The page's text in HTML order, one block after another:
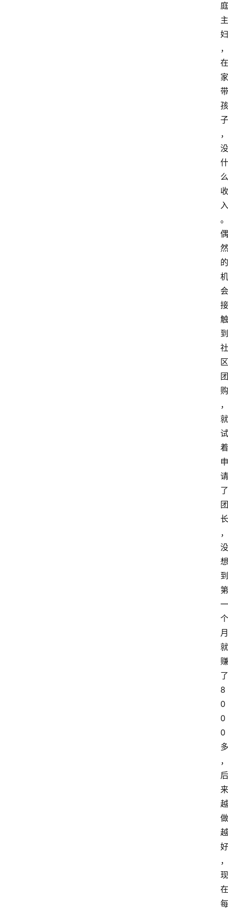
庭
主
妇
，
在
家
带
孩
子
，
没
什
么
收
入
。
偶
然
的
机
会
接
触
到
社
区
团
购
，
就
试
着
申
请
了
团
长
，
没
想
到
第
一
个
月
就
赚
了
8
0
0
0
多
，
后
来
越
做
越
好
，
现
在
每